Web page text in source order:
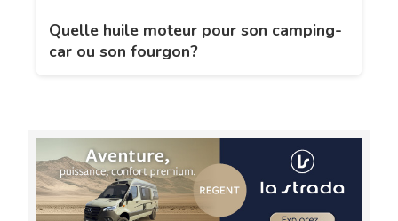
Quelle huile moteur pour son camping-
car ou son fourgon?